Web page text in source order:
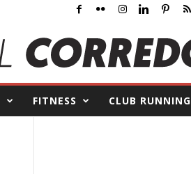
FITNESS CLUB RUNNING